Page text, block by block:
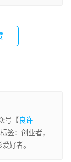
号【 良许
签：创业者，
好者。